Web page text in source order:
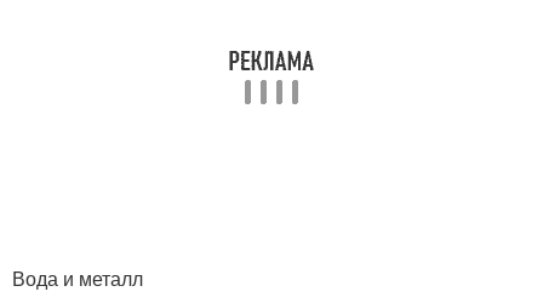
Вода и металл